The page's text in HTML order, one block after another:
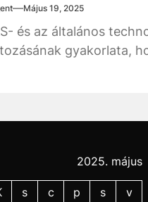
Május 19, 2025
és az általános
gyakorlata,
2025. május
s c p s
v